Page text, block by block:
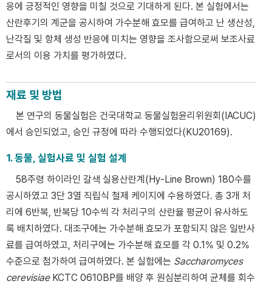
응에 긍정적인 영향을 미칠 것으로 기대하게 된다. 본 실험에서는
산란후기의 계군을 공시하여 가수분해 효모를 급여하고 난 생산성,
난각질 및 항체 생성 반응에 미치는 영향을 조사함으로써 보조사료
로서의 이용 가치를 평가하였다.
재료 및 방법
본 연구의 동물실험은 건국대학교 동물실험윤리위원회(IACUC)
에서 승인되었고, 승인 규정에 따라 수행되었다(KU20169).
1. 동물, 실험사료 및 실험 설계
58주령 하이라인 갈색 실용산란계(Hy-Line Brown) 180수를
공시하였고 3단 3열 직립식 철제 케이지에 수용하였다. 총 3개 처
리에 6반복, 반복당 10수씩 각 처리구의 산란율 평균이 유사하도
록 배치하였다. 대조구에는 가수분해 효모가 포함되지 않은 일반사
료를 급여하였고, 처리구에는 가수분해 효모를 각 0.1% 및 0.2%
수준으로 첨가하여 급여하였다. 본 실험에는 Saccharomyces
cerevisiaeKCTC 0610BP를 배양 후 원심분리하여 균체를 회수